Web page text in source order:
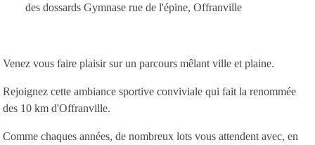
des dossards Gymnase rue de l'épine, Offranville
Venez vous faire plaisir sur un parcours mêlant ville et plaine.
Rejoignez cette ambiance sportive conviviale qui fait la renommée
des 10 km d'Offranville.
Comme chaques années, de nombreux lots vous attendent avec, en